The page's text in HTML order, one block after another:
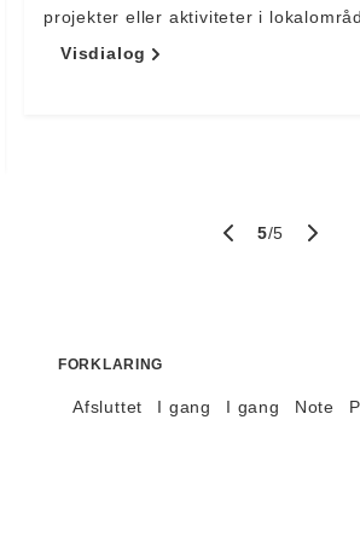
projekter eller aktiviteter i
Visdialog
5/5
Afsluttet I gang I gang Note